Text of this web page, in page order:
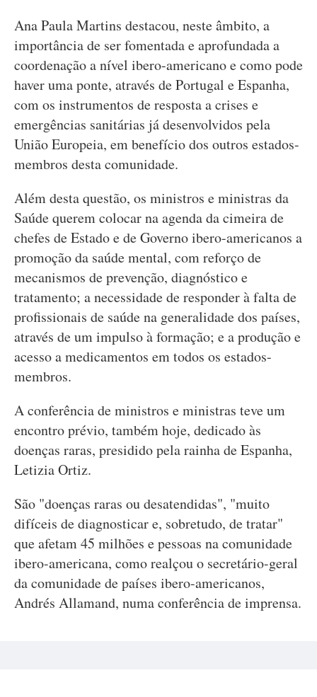
Ana Paula Martins destacou, neste âmbito, a
importância de ser fomentada e aprofundada a
coordenação a nível ibero-americano e como pode
haver uma ponte, através de Portugal e Espanha,
com os instrumentos de resposta a crises e
emergências sanitárias já desenvolvidos pela
União Europeia, em benefício dos outros estados-
membros desta comunidade.
Além desta questão, os ministros e ministras da
Saúde querem colocar na agenda da cimeira de
chefes de Estado e de Governo ibero-americanos a
promoção da saúde mental, com reforço de
mecanismos de prevenção, diagnóstico e
tratamento; a necessidade de responder à falta de
profissionais de saúde na generalidade dos países,
através de um impulso à formação; e a produção e
acesso a medicamentos em todos os estados-
membros.
A conferência de ministros e ministras teve um
encontro prévio, também hoje, dedicado às
doenças raras, presidido pela rainha de Espanha,
Letizia Ortiz.
São "doenças raras ou desatendidas", "muito
difíceis de diagnosticar e, sobretudo, de tratar"
que afetam 45 milhões e pessoas na comunidade
ibero-americana, como realçou o secretário-geral
da comunidade de países ibero-americanos,
Andrés Allamand, numa conferência de imprensa.